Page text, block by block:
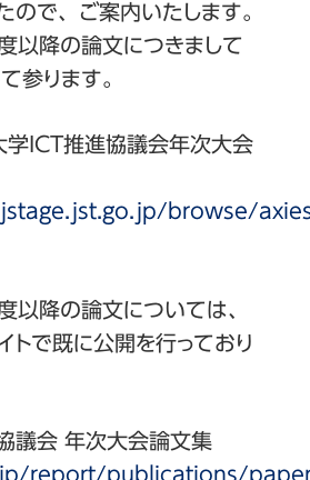
ので、ご案内いたします。
以降の論文につきまして
参ります。
学ICT推進協議会年次大会
browse/
以降の論文については、
で既に公開を行っており
議会 年次大会論文集
report/publications/